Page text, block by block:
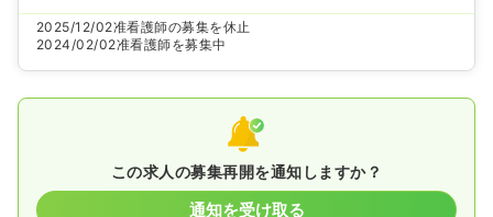
2025/12/02准看護師の募集を休止
2024/02/02准看護師を募集中
この求人の募集再開を通知しますか？
通知を受け取る